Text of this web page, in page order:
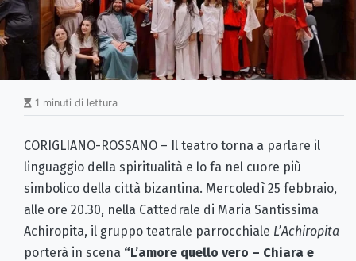
1 minuti di lettura
CORIGLIANO-ROSSANO – Il teatro torna a parlare il
linguaggio della spiritualità e lo fa nel cuore più
simbolico della città bizantina. Mercoledì 25 febbraio,
alle ore 20.30, nella Cattedrale di Maria Santissima
Achiropita, il gruppo teatrale parrocchiale L’Achiropita
porterà in scena “L’amore quello vero – Chiara e